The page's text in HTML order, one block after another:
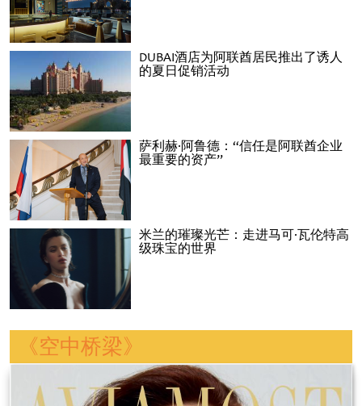
DUBAI酒店为阿联酋居民推出了诱人
的夏日促销活动
萨利赫·阿鲁德：“信任是阿联酋企业
最重要的资产”
米兰的璀璨光芒：走进马可·瓦伦特高
级珠宝的世界
《空中桥梁》